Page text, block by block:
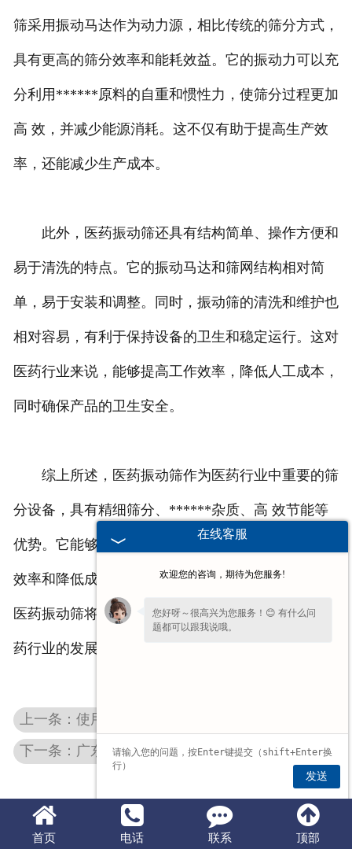
筛采用振动马达作为动力源，相比传统的筛分方式，
具有更高的筛分效率和能耗效益。它的振动力可以充
分利用******原料的自重和惯性力，使筛分过程更加
高 效，并减少能源消耗。这不仅有助于提高生产效
率，还能减少生产成本。
此外，医药振动筛还具有结构简单、操作方便和
易于清洗的特点。它的振动马达和筛网结构相对简
单，易于安装和调整。同时，振动筛的清洗和维护也
相对容易，有利于保持设备的卫生和稳定运行。这对
医药行业来说，能够提高工作效率，降低人工成本，
同时确保产品的卫生安全。
综上所述，医药振动筛作为医药行业中重要的筛
分设备，具有精细筛分、******杂质、高 效节能等
优势。它能够提高******的质量和安全性，提高生产
效率和降低成本。随着医药行业的不断发展和进步，
医药振动筛将会在未来发挥更加重要的作用，推动医
药行业的发展。
上一条：使用广东化工振动筛有那些好处
下一条：广东水泥振动筛的优势和特点
首页 电话 联系 顶部
豫公网安备 41070002000151号
在线客服
欢迎您的咨询，期待为您服务!
您好呀～很高兴为您服务！😊 有什么问
题都可以跟我说哦。
发送